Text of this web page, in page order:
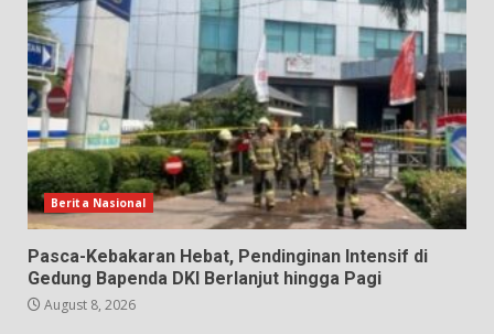
Berita Nasional
Pasca-Kebakaran Hebat, Pendinginan Intensif di
Gedung Bapenda DKI Berlanjut hingga Pagi
August 8, 2026